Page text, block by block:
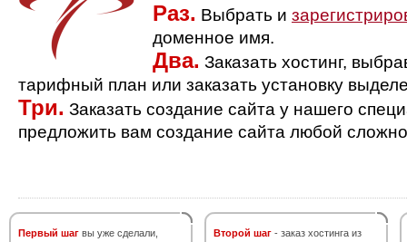
Раз. Выбрать и
доменное имя.
Два. Заказать хостинг,
тарифный план или заказать установку
Три. Заказать создание сайта у нашего
предложить вам создание сайта любой
Первый шаг вы уже сделали,
Второй шаг - заказ хостинга из